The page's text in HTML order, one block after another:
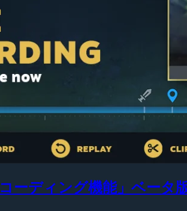
コーディング機能」ベー